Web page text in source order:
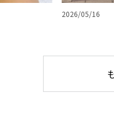
2026/05/16